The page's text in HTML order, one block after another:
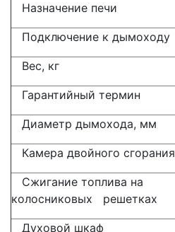
Назначение печи
Подключение к дымоходу
Вес, кг
Гарантийный термин
Диаметр дымохода, мм
Камера двойного сгорания
Сжигание топлива на
колосниковых решетках
Духовой шкаф